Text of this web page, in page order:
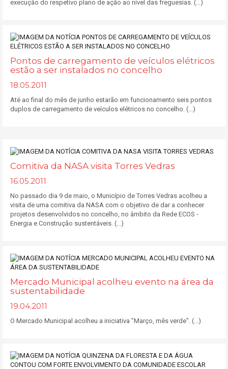
execução do respetivo plano de ação ao nível das freguesias. (...)
Pontos de carregamento de veículos elétricos
estão a ser instalados no concelho
18.05.2011
Até ao final do mês de junho estarão em funcionamento seis pontos
duplos de carregamento de veículos elétricos no concelho. (...)
Comitiva da NASA visita Torres Vedras
16.05.2011
No passado dia 9 de maio, o Município de Torres Vedras acolheu a
visita de uma comitiva da NASA com o objetivo de dar a conhecer
projetos desenvolvidos no concelho, no âmbito da Rede ECOS -
Energia e Construção sustentáveis. (...)
Mercado Municipal acolheu evento na área da
sustentabilidade
19.04.2011
O Mercado Municipal acolheu a iniciativa "Março, mês verde". (...)